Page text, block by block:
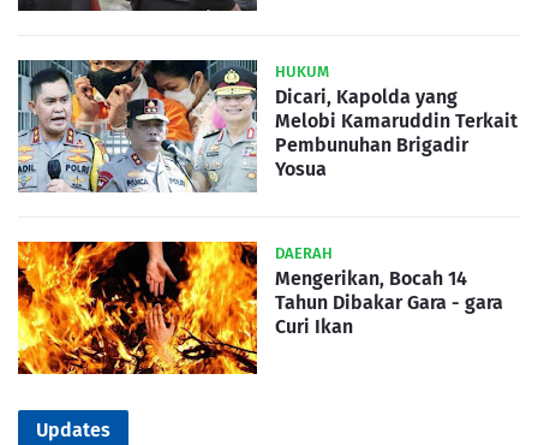
HUKUM
Dicari, Kapolda yang
Melobi Kamaruddin Terkait
Pembunuhan Brigadir
Yosua
DAERAH
Mengerikan, Bocah 14
Tahun Dibakar Gara - gara
Curi Ikan
Updates